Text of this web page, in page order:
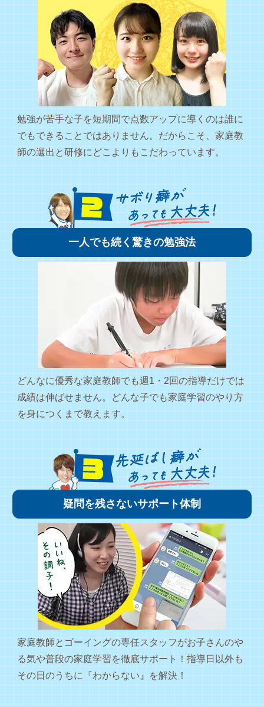
勉強が苦手な子を短期間で点数アップに導くのは誰に
でもできることではありません。だからこそ、家庭教
師の選出と研修にどこよりもこだわっています。
一人でも続く驚きの勉強法
どんなに優秀な家庭教師でも週1・2回の指導だけでは
成績は伸ばせません。どんな子でも家庭学習のやり方
を身につくまで教えます。
疑問を残さないサポート体制
家庭教師とゴーイングの専任スタッフがお子さんのや
る気や普段の家庭学習を徹底サポート！指導日以外も
その日のうちに『わからない』を解決！